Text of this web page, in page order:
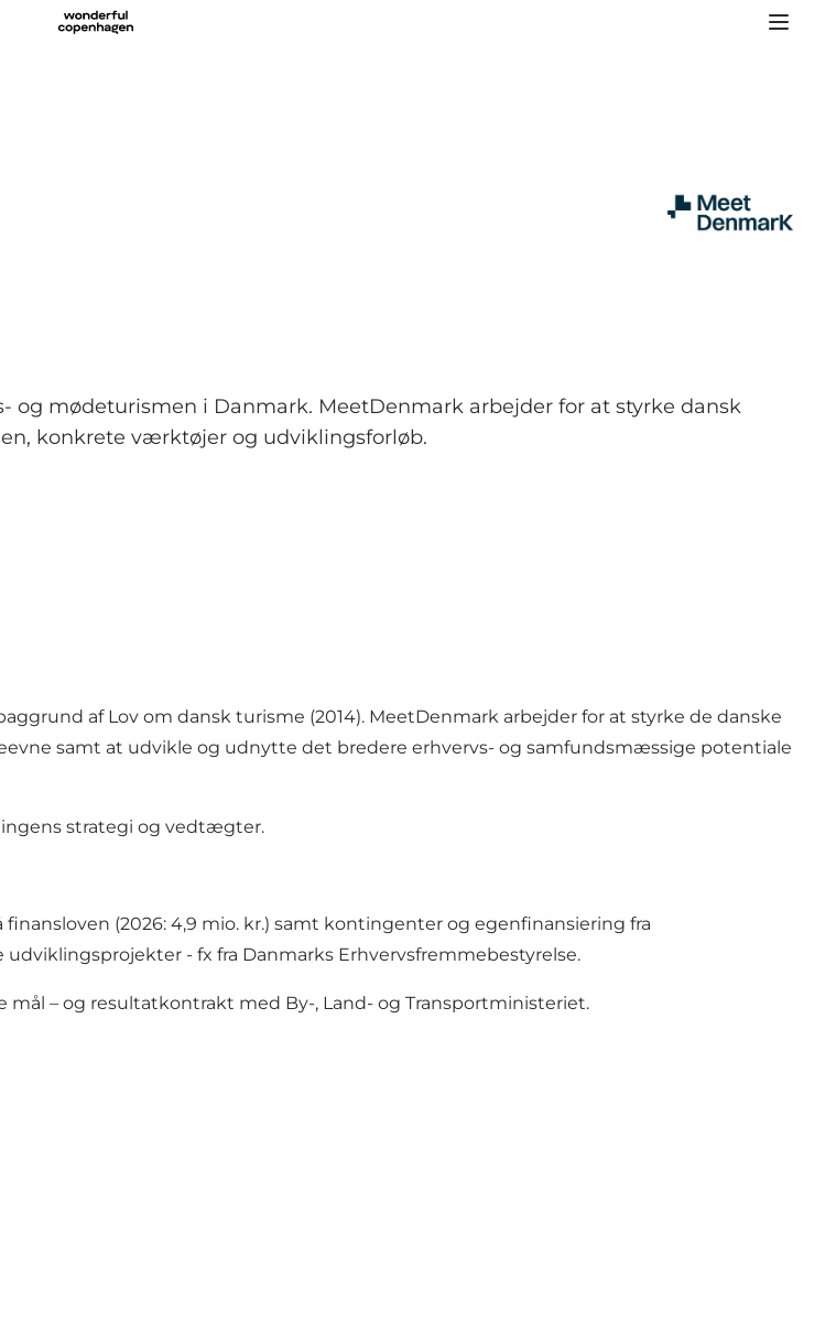
og mødeturismen i Danmark. MeetDenmark arbejder for at styrke dansk
konkrete værktøjer og udviklingsforløb.
af Lov om dansk turisme (2014). MeetDenmark arbejder for at styrke de danske
samt at udvikle og udnytte det bredere erhvervs- og samfundsmæssige potentiale
strategi og vedtægter.
(2026: 4,9 mio. kr.) samt kontingenter og egenfinansiering fra
- fx fra Danmarks Erhvervsfremmebestyrelse.
– og resultatkontrakt med By-, Land- og Transportministeriet.